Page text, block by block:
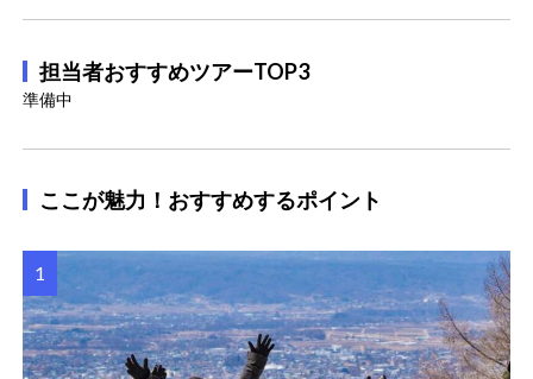
担当者おすすめツアーTOP3
準備中
ここが魅力！おすすめするポイント